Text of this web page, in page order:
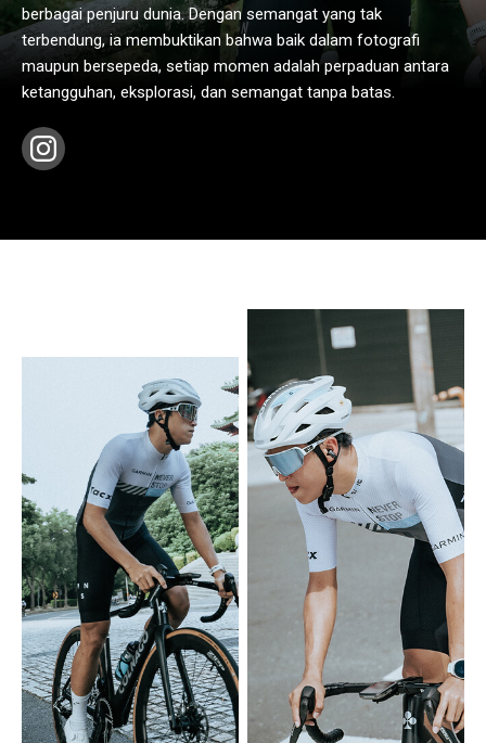
berbagai penjuru dunia. Dengan semangat yang tak
terbendung, ia membuktikan bahwa baik dalam fotografi
maupun bersepeda, setiap momen adalah perpaduan antara
ketangguhan, eksplorasi, dan semangat tanpa batas.